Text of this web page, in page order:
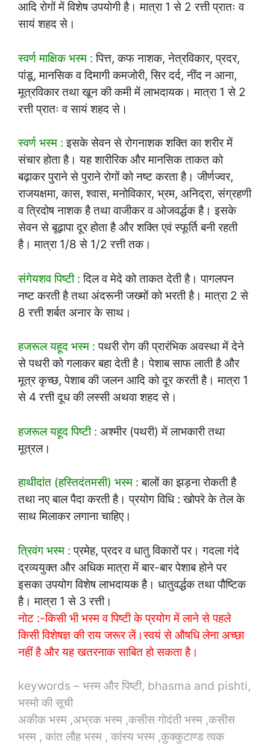
आदि रोगों में विशेष उपयोगी है। मात्रा 1 से 2 रत्ती प्रातः व
सायं शहद से।
स्वर्ण माक्षिक भस्म : पित्त, कफ नाशक, नेत्रविकार, प्रदर,
पांडू, मानसिक व दिमागी कमजोरी, सिर दर्द, नींद न आना,
मूत्रविकार तथा खून की कमी में लाभदायक। मात्रा 1 से 2
रत्ती प्रातः व सायं शहद से।
स्वर्ण भस्म : इसके सेवन से रोगनाशक शक्ति का शरीर में
संचार होता है। यह शारीरिक और मानसिक ताकत को
बढ़ाकर पुराने से पुराने रोगों को नष्ट करता है। जीर्णज्वर,
राजयक्षमा, कास, श्वास, मनोविकार, भ्रम, अनिद्रा, संग्रहणी
व त्रिदोष नाशक है तथा वाजीकर व ओजवर्द्धक है। इसके
सेवन से बूढ़ापा दूर होता है और शक्ति एवं स्फूर्ति बनी रहती
है। मात्रा 1/8 से 1/2 रत्ती तक।
संगेयशव पिष्टी : दिल व मेदे को ताकत देती है। पागलपन
नष्ट करती है तथा अंदरूनी जख्मों को भरती है। मात्रा 2 से
8 रत्ती शर्बत अनार के साथ।
हजरूल यहूद भस्म : पथरी रोग की प्रारंभिक अवस्था में देने
से पथरी को गलाकर बहा देती है। पेशाब साफ लाती है और
मूत्र कृच्छ, पेशाब की जलन आदि को दूर करती है। मात्रा 1
से 4 रत्ती दूध की लस्सी अथवा शहद से।
हजरूल यहूद पिष्टी : अश्मीर (पथरी) में लाभकारी तथा
मूत्रल।
हाथीदांत (हस्तिदंतमसी) भस्म : बालों का झड़ना रोकती है
तथा नए बाल पैदा करती है। प्रयोग विधि : खोपरे के तेल के
साथ मिलाकर लगाना चाहिए।
त्रिवंग भस्म : प्रमेह, प्रदर व धातु विकारों पर। गदला गंदे
द्रव्ययुक्त और अधिक मात्रा में बार-बार पेशाब होने पर
इसका उपयोग विशेष लाभदायक है। धातुवर्द्धक तथा पौष्टिक
है। मात्रा 1 से 3 रत्ती।
नोट :-किसी भी भस्म व पिष्टी के प्रयोग में लाने से पहले
किसी विशेषज्ञ की राय जरूर लें।स्वयं से औषधि लेना अच्छा
नहीं है और यह खतरनाक साबित हो सकता है।
keywords – भस्म और पिष्टी, bhasma and pishti,
भस्मो की सूची
अकीक भस्म ,अभ्रक भस्म ,कसीस गोदंती भस्म ,कसीस
भस्म , कांत लौह भस्म , कांस्य भस्म ,कुक्कुटाण्ड त्वक